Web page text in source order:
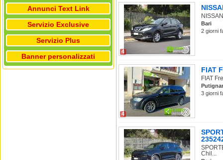
Annunci Text Link
Servizio Exclusive
Servizio Plus
Banner personalizzati
4
Bari
2 giorni
4
FIAT
FIAT
3 giorni
Chil...